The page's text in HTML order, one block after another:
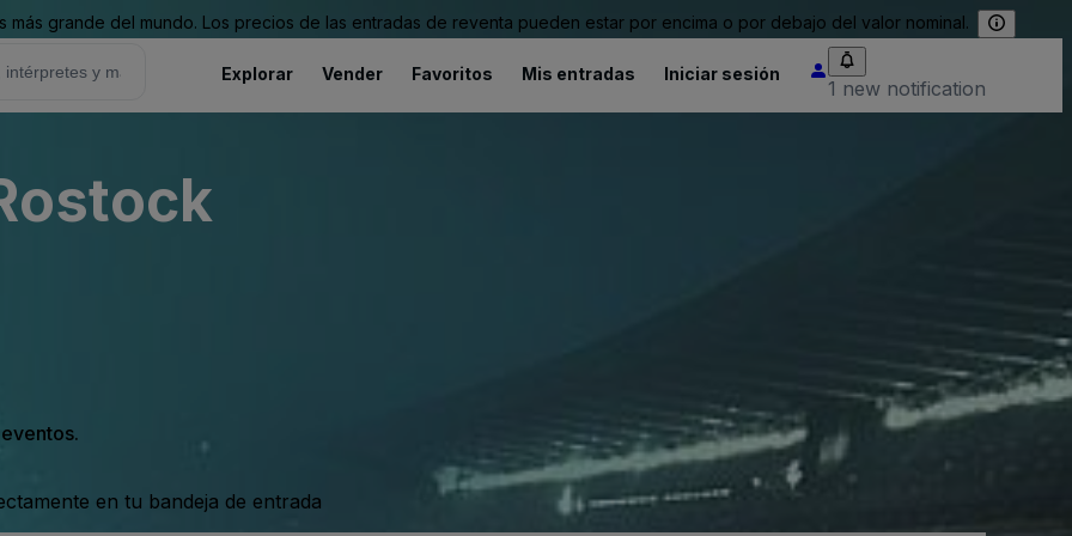
grande del mundo. Los precios de las entradas de reventa pueden estar por encima o por debajo del valor nominal.
Explorar Vender Favoritos Mis entradas Iniciar sesión
1 new notification
en tu bandeja de entrada